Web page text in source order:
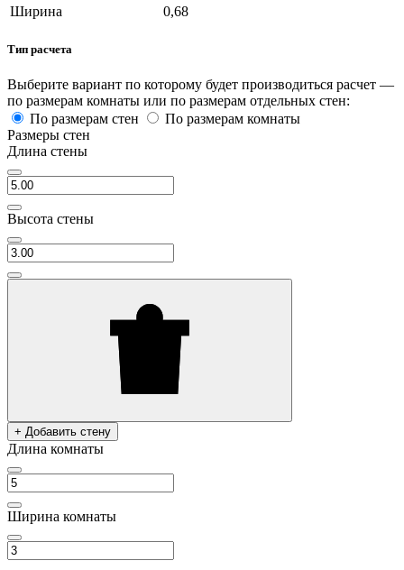
Ширина
0,68
Тип расчета
Выберите вариант по которому будет производиться расчет —
по размерам комнаты или по размерам отдельных стен:
По размерам стен
По размерам комнаты
Размеры стен
Длина стены
Высота стены
+ Добавить стену
Длина комнаты
Ширина комнаты